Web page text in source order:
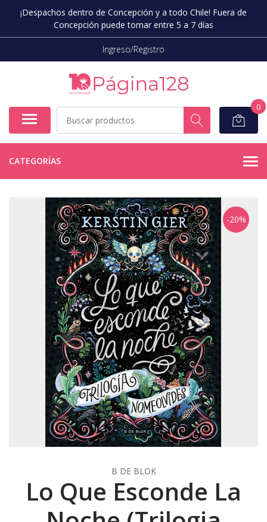
¡Despachos dentro de Concepción y a todo Chile! Fuera de
Concepción puede tomar entre 5 a 7 días
Ingreso/Registro
0
CATEGORÍAS
-20%
B DE BLOK
Lo Que Esconde La